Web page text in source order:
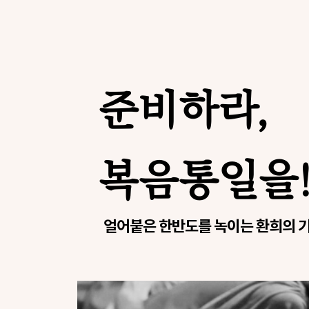
준비하라,
복음통일
얼어붙은 한반도를 녹이는 환희의